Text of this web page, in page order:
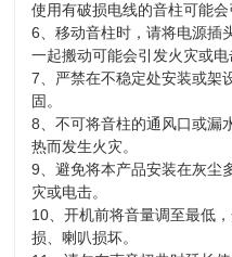
使用有破损电线的音柱可能会
6、移动音柱时，请将电源插
一起搬动可能会引发火灾或电
7、严禁在不稳定处安装或架
固。
8、不可将音柱的通风口或漏
热而发生火灾。
9、避免将本产品安装在灰尘
灾或电击。
10、开机前将音量调至最低
损、喇叭损坏。